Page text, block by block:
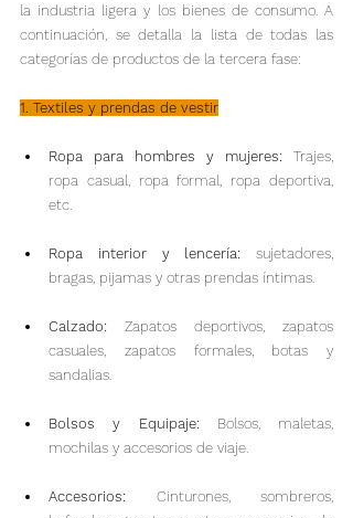
la industria ligera y los bienes de consumo. A
continuación, se detalla la lista de todas las
categorías de productos de la tercera fase:
1. Textiles y prendas de vestir
Ropa para hombres y mujeres: Trajes,
ropa casual, ropa formal, ropa deportiva,
etc.
Ropa interior y lencería: sujetadores,
bragas, pijamas y otras prendas íntimas.
Calzado: Zapatos deportivos, zapatos
casuales, zapatos formales, botas y
sandalias.
Bolsos y Equipaje: Bolsos, maletas,
mochilas y accesorios de viaje.
Accesorios: Cinturones, sombreros,